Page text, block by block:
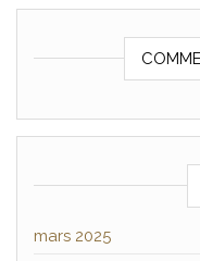
mars 2025